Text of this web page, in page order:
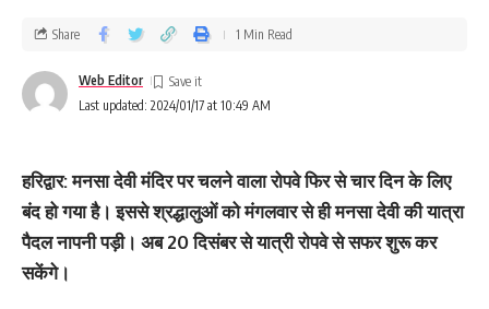
Last updated: 2024/01/17 at 10:49 AM
Web Editor
Share 1 Min Read
हरिद्वार: मनसा देवी मंदिर पर चलने वाला रोपवे फिर से चार दिन के लिए
बंद हो गया है। इससे श्रद्धालुओं को मंगलवार से ही मनसा देवी की यात्रा
पैदल नापनी पड़ी। अब 20 दिसंबर से यात्री राेपवे से सफर शुरू कर
सकेंगे।